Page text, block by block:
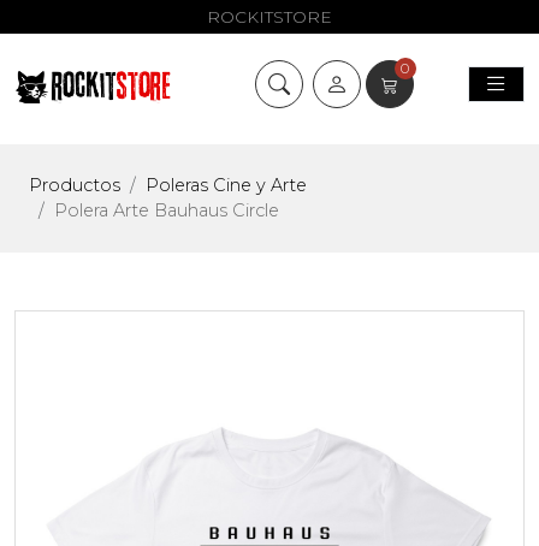
ROCKITSTORE
0
Productos
Poleras Cine y Arte
Polera Arte Bauhaus Circle